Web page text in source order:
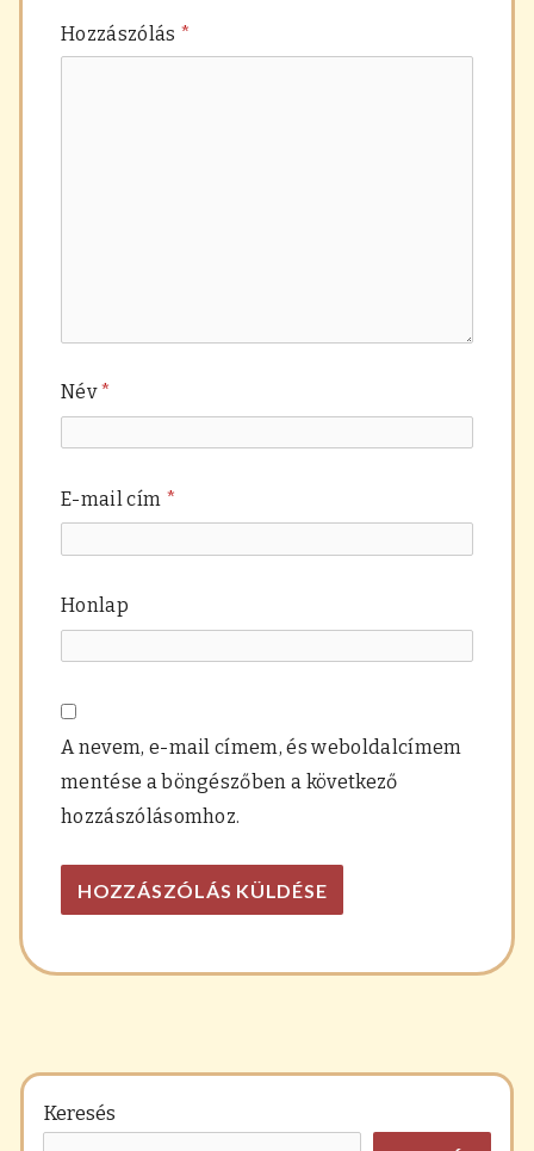
Hozzászólás *
Név*
E-mail cím *
Honlap
A nevem, e-mail címem, és weboldalcímem
mentése a böngészőben a következő
hozzászólásomhoz.
Keresés